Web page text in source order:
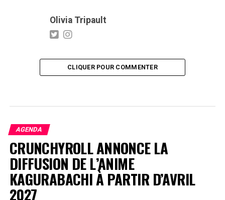
Olivia Tripault
CLIQUER POUR COMMENTER
AGENDA
CRUNCHYROLL ANNONCE LA
DIFFUSION DE L’ANIME
KAGURABACHI À PARTIR D’AVRIL
2027